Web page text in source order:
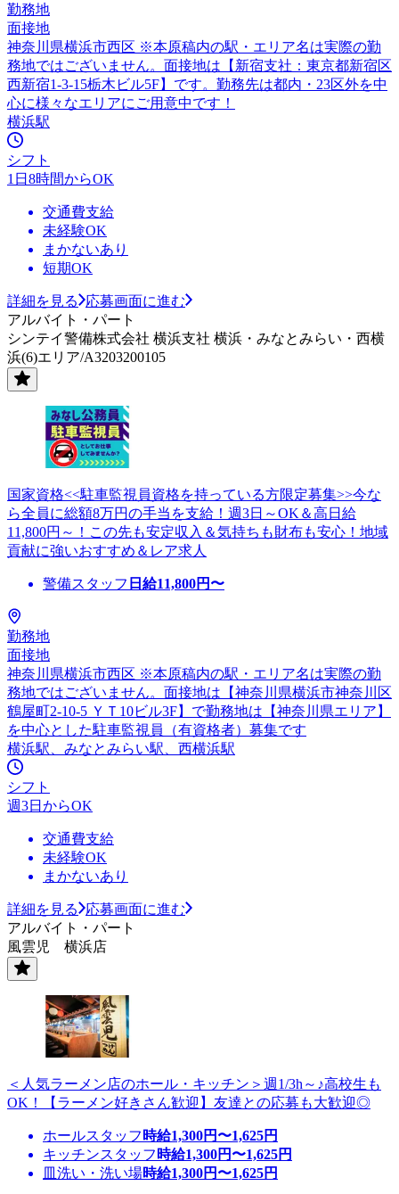
勤務地
面接地
神奈川県横浜市西区 ※本原稿内の駅・エリア名は実際の勤
務地ではございません。面接地は【新宿支社：東京都新宿区
西新宿1-3-15栃木ビル5F】です。勤務先は都内・23区外を中
心に様々なエリアにご用意中です！
横浜駅
シフト
1日8時間からOK
交通費支給
未経験OK
まかないあり
短期OK
詳細を見る
応募画面に進む
アルバイト・パート
シンテイ警備株式会社 横浜支社 横浜・みなとみらい・西横
浜(6)エリア/A3203200105
国家資格<<駐車監視員資格を持っている方限定募集>>今な
ら全員に総額8万円の手当を支給！週3日～OK＆高日給
11,800円～！この先も安定収入＆気持ちも財布も安心！地域
貢献に強いおすすめ＆レア求人
警備スタッフ 日給11,800円〜
勤務地
面接地
神奈川県横浜市西区 ※本原稿内の駅・エリア名は実際の勤
務地ではございません。面接地は【神奈川県横浜市神奈川区
鶴屋町2-10-5 ＹＴ10ビル3F】で勤務地は【神奈川県エリア】
を中心とした駐車監視員（有資格者）募集です
横浜駅、みなとみらい駅、西横浜駅
シフト
週3日からOK
交通費支給
未経験OK
まかないあり
詳細を見る
応募画面に進む
アルバイト・パート
風雲児 横浜店
＜人気ラーメン店のホール・キッチン＞週1/3h～♪高校生も
OK！【ラーメン好きさん歓迎】友達との応募も大歓迎◎
ホールスタッフ 時給1,300円〜1,625円
キッチンスタッフ 時給1,300円〜1,625円
皿洗い・洗い場時給1,300円〜1,625円